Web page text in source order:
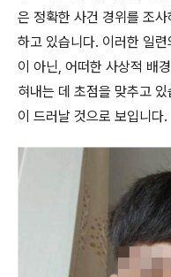
은 정확한 사건 경위를 조
하고 있습니다. 이러한 일
이 아닌, 어떠한 사상적 배
혀내는 데 초점을 맞추고
이 드러날 것으로 보입니다.